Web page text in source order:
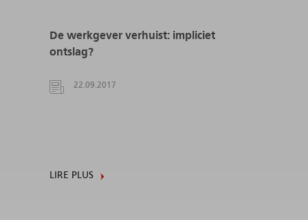
De werkgever verhuist: impliciet
ontslag?
22.09.2017
LIRE PLUS